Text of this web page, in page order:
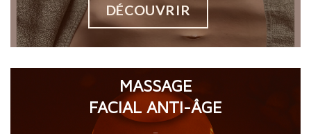
DÉCOUVRIR
MASSAGE
FACIAL ANTI-ÂGE